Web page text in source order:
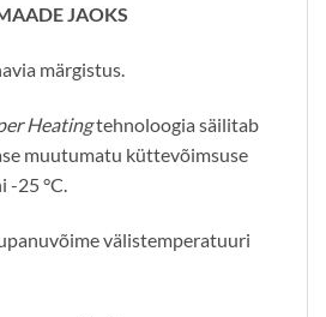
JAOKS
märgistus.
Heatingtehnoloogia säilitab
muutumatu küttevõimsuse
-25 °C.
välistemperatuuri